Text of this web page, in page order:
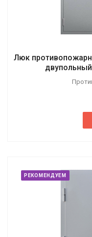
Люк
РЕКОМЕНДУЕМ